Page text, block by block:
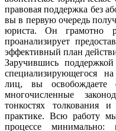
правовая поддержка без
вы в первую очередь
юриста. Он грамотно
проанализирует
эффективный план
Заручившись
специализирующегося
лиц, вы освобождаете
многочисленные
тонкостях толкования
практике. Всю работу
процессе минимально: